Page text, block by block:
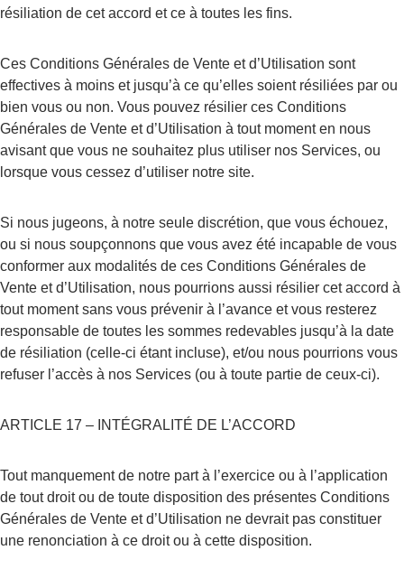
résiliation de cet accord et ce à toutes les fins.
Ces Conditions Générales de Vente et d’Utilisation sont
effectives à moins et jusqu’à ce qu’elles soient résiliées par ou
bien vous ou non. Vous pouvez résilier ces Conditions
Générales de Vente et d’Utilisation à tout moment en nous
avisant que vous ne souhaitez plus utiliser nos Services, ou
lorsque vous cessez d’utiliser notre site.
Si nous jugeons, à notre seule discrétion, que vous échouez,
ou si nous soupçonnons que vous avez été incapable de vous
conformer aux modalités de ces Conditions Générales de
Vente et d’Utilisation, nous pourrions aussi résilier cet accord à
tout moment sans vous prévenir à l’avance et vous resterez
responsable de toutes les sommes redevables jusqu’à la date
de résiliation (celle-ci étant incluse), et/ou nous pourrions vous
refuser l’accès à nos Services (ou à toute partie de ceux-ci).
ARTICLE 17 – INTÉGRALITÉ DE L’ACCORD
Tout manquement de notre part à l’exercice ou à l’application
de tout droit ou de toute disposition des présentes Conditions
Générales de Vente et d’Utilisation ne devrait pas constituer
une renonciation à ce droit ou à cette disposition.